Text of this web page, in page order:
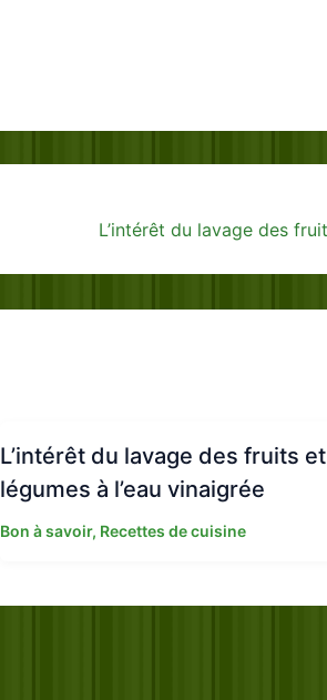
L’intérêt du lavage des fruits et
légumes à l’eau vinaigrée
Bon à savoir, Recettes de cuisine